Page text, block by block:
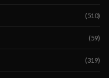
(510)
(59)
(319)